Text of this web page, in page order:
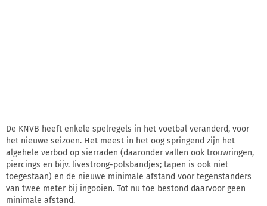
De KNVB heeft enkele spelregels in het voetbal veranderd, voor
het nieuwe seizoen. Het meest in het oog springend zijn het
algehele verbod op sierraden (daaronder vallen ook trouwringen,
piercings en bijv. livestrong-polsbandjes; tapen is ook niet
toegestaan) en de nieuwe minimale afstand voor tegenstanders
van twee meter bij ingooien. Tot nu toe bestond daarvoor geen
minimale afstand.